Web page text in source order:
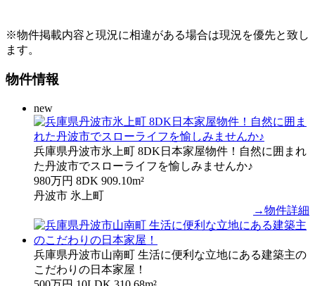
※物件掲載内容と現況に相違がある場合は現況を優先と致し
ます。
物件情報
new
兵庫県丹波市氷上町 8DK日本家屋物件！自然に囲まれ
た丹波市でスローライフを愉しみませんか♪
980万円 8DK 909.10m²
丹波市 氷上町
→物件詳細
兵庫県丹波市山南町 生活に便利な立地にある建築主の
こだわりの日本家屋！